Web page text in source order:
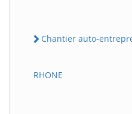
Chantier auto-
RHONE